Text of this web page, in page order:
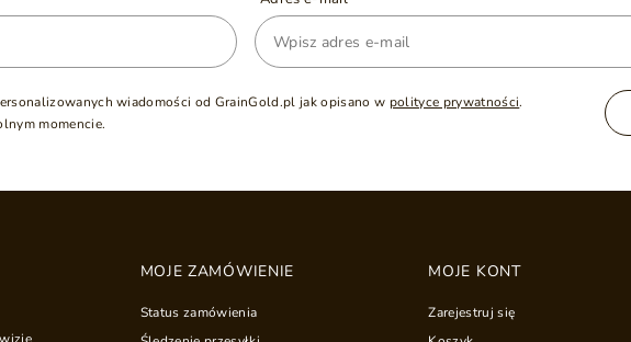
wiadomości od GrainGold.pl jak opisano w polityce prywatności.
momencie.
MOJE ZAMÓWIENIE
Status zamówienia
MOJE KONT
Zarejestruj się